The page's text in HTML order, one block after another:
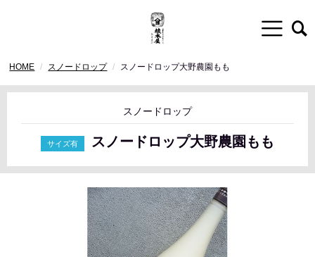
HOME スノードロップ スノードロップ大野農園もも
スノードロップ
スノードロップ大野農園もも